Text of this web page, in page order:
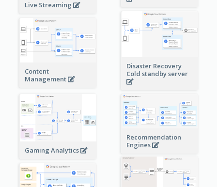
Live Streaming
Disaster Recovery
Cold standby server
Content
Management
Gaming Analytics
Recommendation
Engines